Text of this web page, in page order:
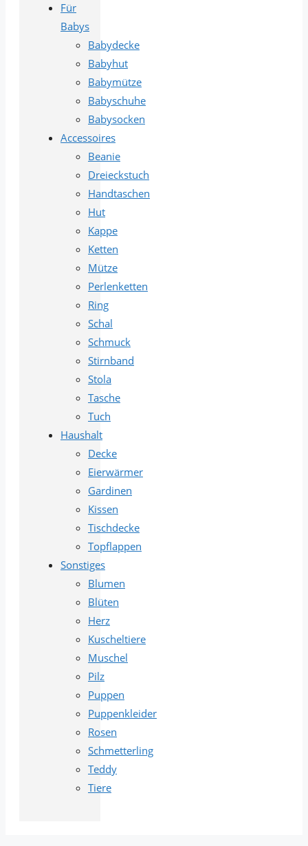
Für
Babys
Babydecke
Babyhut
Babymütze
Babyschuhe
Babysocken
Accessoires
Beanie
Dreieckstuch
Handtaschen
Hut
Kappe
Ketten
Mütze
Perlenketten
Ring
Schal
Schmuck
Stirnband
Stola
Tasche
Tuch
Haushalt
Decke
Eierwärmer
Gardinen
Kissen
Tischdecke
Topflappen
Sonstiges
Blumen
Blüten
Herz
Kuscheltiere
Muschel
Pilz
Puppen
Puppenkleider
Rosen
Schmetterling
Teddy
Tiere